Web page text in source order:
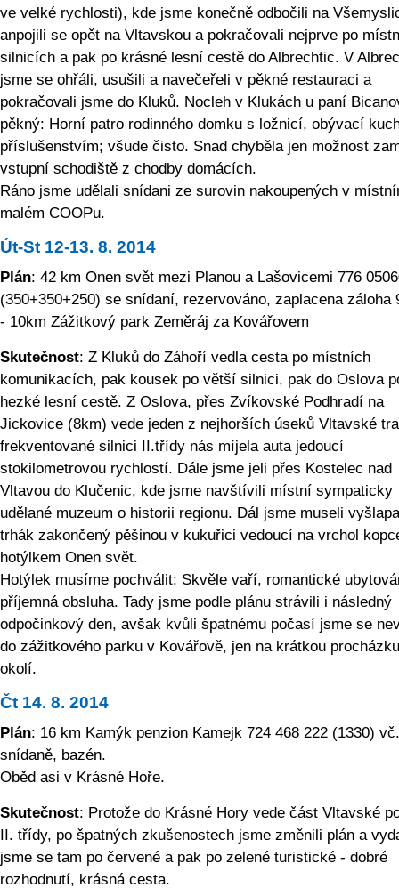
ve velké rychlosti), kde jsme konečně odbočili na
anpojili se opět na Vltavskou a pokračovali nejprve po
silnicích a pak po krásné lesní cestě do Albrechtic. V
jsme se ohřáli, usušili a navečeřeli v pěkné restauraci a
pokračovali jsme do Kluků. Nocleh v Klukách u paní
pěkný: Horní patro rodinného domku s ložnicí, obývací
příslušenstvím; všude čisto. Snad chyběla jen možnost
vstupní schodiště z chodby domácích.
Ráno jsme udělali snídani ze surovin nakoupených v
malém COOPu.
Út-St 12-13. 8. 2014
Plán: 42 km Onen svět mezi Planou a Lašovicemi 776
(350+350+250) se snídaní, rezervováno, zaplacena záloha
- 10km Zážitkový park Zeměráj za Kovářovem
Skutečnost: Z Kluků do Záhoří vedla cesta po místních
komunikacích, pak kousek po větší silnici, pak do Oslova
hezké lesní cestě. Z Oslova, přes Zvíkovské Podhradí na
Jickovice (8km) vede jeden z nejhorších úseků Vltavské
frekventované silnici II.třídy nás míjela auta jedoucí
stokilometrovou rychlostí. Dále jsme jeli přes Kostelec nad
Vltavou do Klučenic, kde jsme navštívili místní sympaticky
udělané muzeum o historii regionu. Dál jsme museli
trhák zakončený pěšinou v kukuřici vedoucí na vrchol
hotýlkem Onen svět.
Hotýlek musíme pochválit: Skvěle vaří, romantické
příjemná obsluha. Tady jsme podle plánu strávili i následný
odpočinkový den, avšak kvůli špatnému počasí jsme se
do zážitkového parku v Kovářově, jen na krátkou
okolí.
Čt 14. 8. 2014
Plán: 16 km Kamýk penzion Kamejk 724 468 222 (1330) vč.
snídaně, bazén.
Oběd asi v Krásné Hoře.
Skutečnost: Protože do Krásné Hory vede část Vltavské
II. třídy, po špatných zkušenostech jsme změnili plán a
jsme se tam po červené a pak po zelené turistické - dobré
rozhodnutí, krásná cesta.